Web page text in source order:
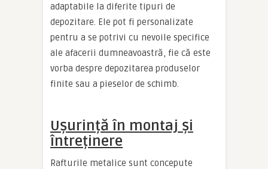
adaptabile la diferite tipuri de
depozitare. Ele pot fi personalizate
pentru a se potrivi cu nevoile specifice
ale afacerii dumneavoastră, fie că este
vorba despre depozitarea produselor
finite sau a pieselor de schimb.
Ușurință în montaj și
întreținere
Rafturile metalice sunt concepute